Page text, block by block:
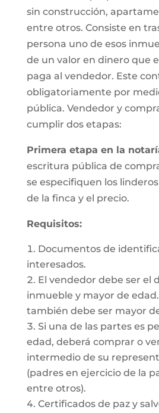
sin construcción,
entre otros. Consiste en
persona uno de esos
de un valor en dinero que
paga al vendedor. Este
obligatoriamente por
pública. Vendedor y
cumplir dos etapas:
Primera etapa en la
escritura pública de
se especifiquen los
de la finca y el precio.
Requisitos:
Documentos de
interesados.
El vendedor debe ser el
inmueble y mayor de
también debe ser mayor
Si una de las partes es
edad, deberá comprar o
intermedio de su
(padres en ejercicio de la
entre otros).
Certificados de paz y